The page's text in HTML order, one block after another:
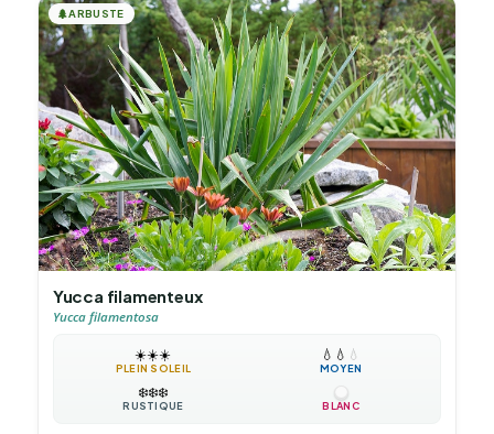
🌲ARBUSTE
Yucca filamenteux
Yucca filamentosa
☀️☀️☀️
PLEIN SOLEIL
💧 💧 💧
MOYEN
❄️❄️❄️
RUSTIQUE BLANC